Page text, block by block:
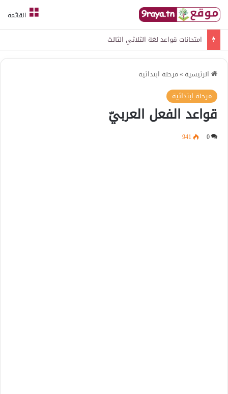
القائمة
امتحانات قواعد لغة الثلاثي الثالث
الرئيسية »مرحلة ابتدائية
مرحلة ابتدائية
قواعد الفعل العربيّ
0
941